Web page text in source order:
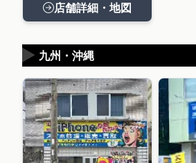
店舗詳細・地図
九州・沖縄
▶